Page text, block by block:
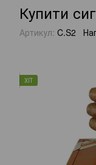
Купити
Артикул: C.S2
ХІТ